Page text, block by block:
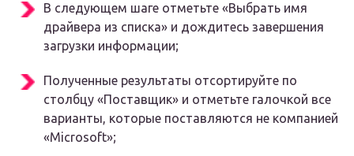
В следующем шаге отметьте «Выбрать имя
драйвера из списка» и дождитесь завершения
загрузки информации;
Полученные результаты отсортируйте по
столбцу «Поставщик» и отметьте галочкой все
варианты, которые поставляются не компанией
«Microsoft»;